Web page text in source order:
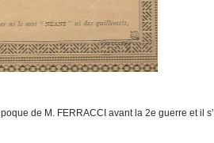
de M. FERRACCI avant la 2e guerre et il